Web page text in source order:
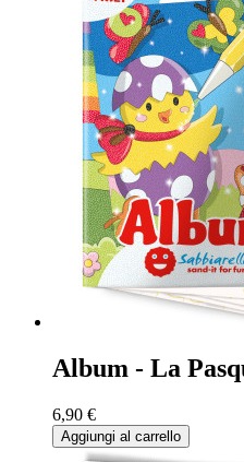
Album - La
6,90 €
Aggiungi al carrello